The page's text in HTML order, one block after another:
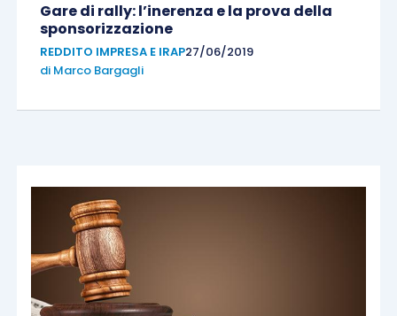
Gare di rally: l’inerenza e la prova della
sponsorizzazione
REDDITO IMPRESA E IRAP27/06/2019
di Marco Bargagli